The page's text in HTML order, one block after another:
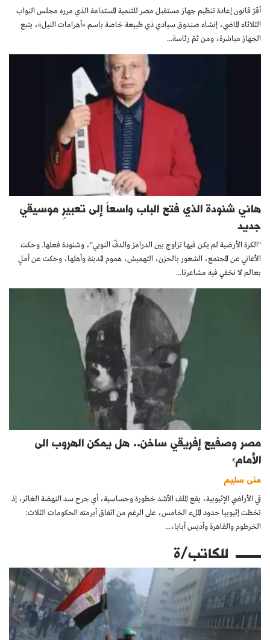
أقرّ قانون إعادة تنظيم جهاز مستقبل مصر للتنمية المستدامة الذي مرره مجلس النواب
الثلاثاء الماضي، إنشاء صندوق سيادي ذي طبيعة خاصة باسم «أهرامات النيل»، يتبع
الجهاز مباشرة، ومن ثمّ رئاسة...
هاني شنودة الذي فتح الباب واسعاً إلى تعبيرٍ موسيقي
جديد
"الكرة الأرضية لم يكن فيها تزاوج بين الدرامز والدفّ النوبي"، وشنودة فعلها. وحكت
الأغاني عن المجتمع، الشعور بالحزن، التهميش، هموم المدينة وأهلها، وحكت عن أملٍ
بعالم لا نخفي فيه مشاعرنا...
مصر وصفيح إفريقي ساخن.. هل يمكن الهروب الى
الأمام؟
منى سليم
في الأراضي الإثيوبية، يقع الملف الأشد خطورة وحساسية، أي جرح سد النهضة الغائر، إذ
تخطت إثيوبيا حدود الملء الخامس، على الرغم من اتفاق أبرمته الحكومات الثلاث:
الخرطوم والقاهرة وأديس أبابا،...
للكاتب/ة